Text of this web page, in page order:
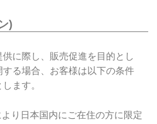
)
に際し、販売促進を目的とし
る場合、お客様は以下の条件
ます。
り日本国内にご在住の方に限定